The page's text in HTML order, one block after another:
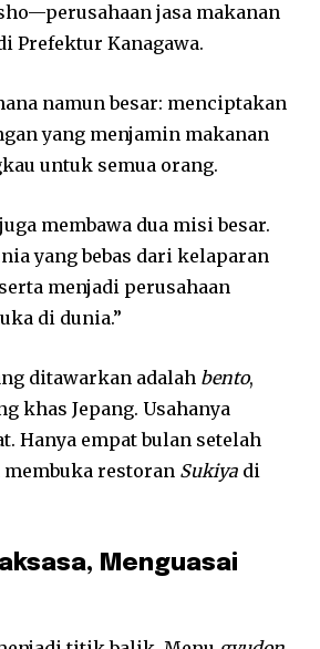
jasa makanan
Prefektur Kanagawa.
namun besar: menciptakan
yang menjamin makanan
untuk semua orang.
membawa dua misi besar.
yang bebas dari kelaparan
menjadi perusahaan
di dunia.”
ditawarkan adalah bento,
khas Jepang. Usahanya
Hanya empat bulan setelah
restoran Sukiya di
Menguasai